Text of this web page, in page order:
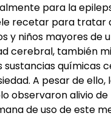
para la
recetar para tratar
y niños mayores de
cerebral, también
sustancias químicas
A pesar de ello,
observaron alivio de
de uso de este